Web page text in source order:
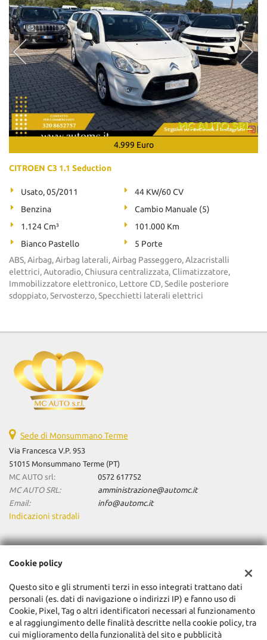
4.999 Euro
CITROEN C3 1.1 Seduction
Usato, 05/2011
44 KW/60 CV
Benzina
Cambio Manuale (5)
1.124 Cm³
101.000 Km
Bianco Pastello
5 Porte
ABS, Airbag, Airbag laterali, Airbag Passeggero, Alzacristalli
elettrici, Autoradio, Chiusura centralizzata, Climatizzatore,
Immobilizzatore elettronico, Lettore CD, Sedile posteriore
sdoppiato, Servosterzo, Specchietti laterali elettrici
Sede di Monsummano Terme
Via Francesca V.P. 953
51015 Monsummano Terme (PT)
MC AUTO srl:
0572 617752
MC AUTO SRL:
amministrazione@automc.it
Email:
info@automc.it
Indicazioni stradali
Dati fiscali:
Via Francesca V.P. 953, Monsummano Terme (PT)
C.F/P.IVA:01904480470
Registro delle imprese:PT
Cookie policy
Questo sito e gli strumenti terzi in esso integrati trattano dati
personali (es. dati di navigazione o indirizzi IP) e fanno uso di
Cookie, Pixel, Tag o altri identificatori necessari al funzionamento
e al raggiungimento delle finalità descritte nella cookie policy, tra
cui miglioramento della funzionalità del sito e pubblicità